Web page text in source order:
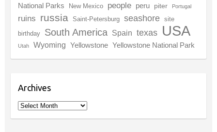
National Parks New Mexico people peru piter Portugal
ruins russia Saint-Petersburg seashore
site
birthday
South America Spain texas USA
Utah Wyoming Yellowstone Yellowstone National Park
Archives
Archives